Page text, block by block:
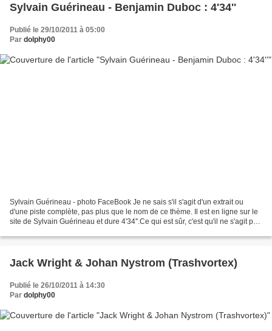
Sylvain Guérineau - Benjamin Duboc : 4'34''
Publié le 29/10/2011 à 05:00
Par dolphy00
Sylvain Guérineau - photo FaceBook Je ne sais s'il s'agit d'un extrait ou
d'une piste complète, pas plus que le nom de ce thème. Il est en ligne sur le
site de Sylvain Guérineau et dure 4'34''.Ce qui est sûr, c'est qu'il ne s'agit pas
Jack Wright & Johan Nystrom (Trashvortex)
Publié le 26/10/2011 à 14:30
Par dolphy00